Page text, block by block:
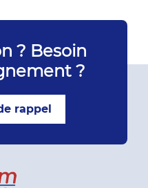
? Besoin
?
rappel